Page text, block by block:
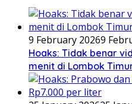
9 February 20269
Hoaks: Tidak benar
menit di Lombok